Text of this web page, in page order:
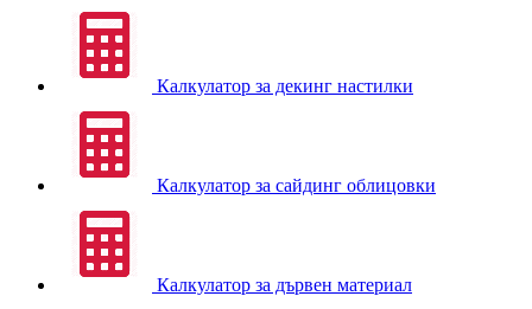
Калкулатор за декинг настилки
Калкулатор за сайдинг облицовки
Калкулатор за дървен материал